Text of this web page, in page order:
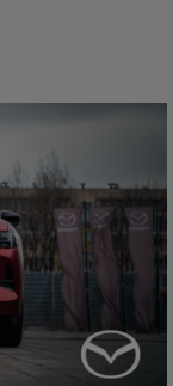
pliki z Twojego
danych i ich
i Zaufanych
ją w każdej
z prawem
osobowych, ich
prawo do
danych
którym w Polsce
Pod tym adresem